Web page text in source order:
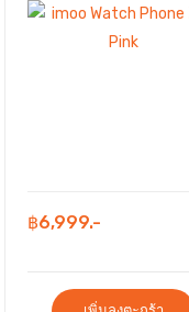
฿6,999.-